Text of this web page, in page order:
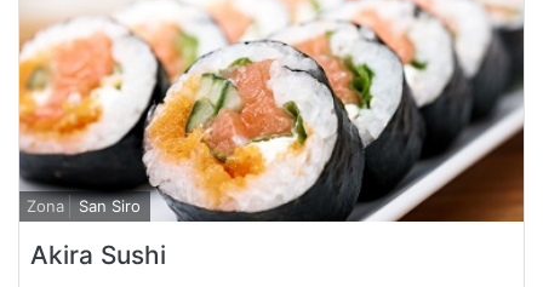
Zona San Siro
Akira Sushi